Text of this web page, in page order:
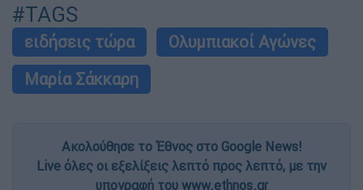
#TAGS
ειδήσεις τώρα
Ολυμπιακοί Αγώνες
Μαρία Σάκκαρη
Ακολούθησε το Έθνος στο Google News!
Live όλες οι εξελίξεις λεπτό προς λεπτό, με την
υπογραφή του www.ethnos.gr